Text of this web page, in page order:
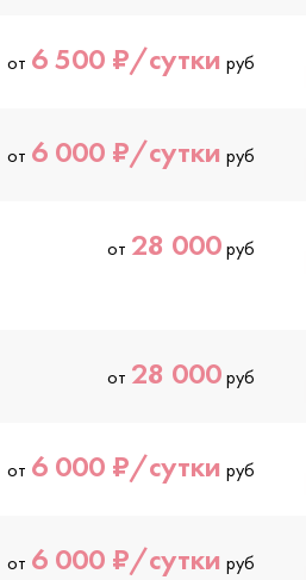
от 6 500 ₽/сутки руб
от 6 000 ₽/сутки руб
от 28 000руб
от 28 000руб
от 6 000 ₽/сутки руб
от 6 000 ₽/сутки руб